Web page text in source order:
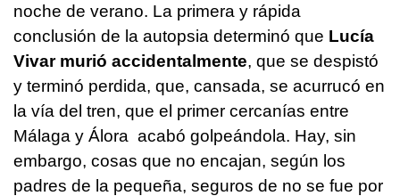
noche de verano. La primera y rápida
conclusión de la autopsia determinó que Lucía
Vivar murió accidentalmente, que se despistó
y terminó perdida, que, cansada, se acurrucó en
la vía del tren, que el primer cercanías entre
Málaga y Álora acabó golpeándola. Hay, sin
embargo, cosas que no encajan, según los
padres de la pequeña, seguros de no se fue por